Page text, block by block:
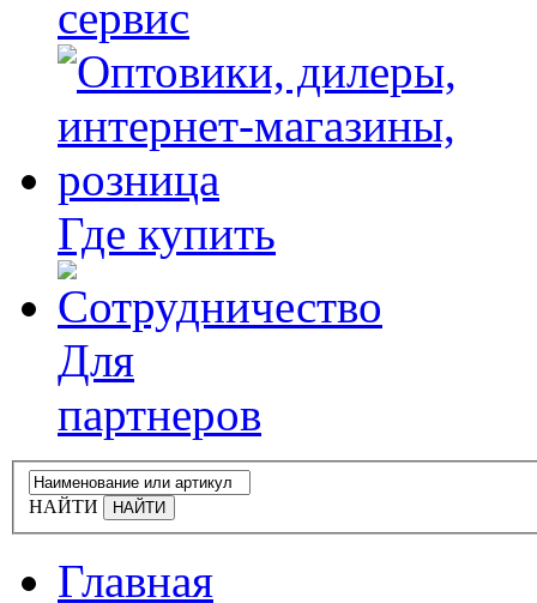
сервис
Где купить
Для
партнеров
НАЙТИ
Главная